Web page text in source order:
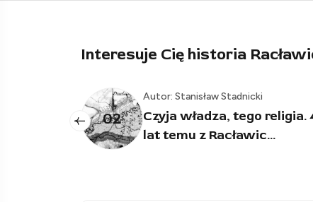
Interesuje Cię historia
03
Autor: Stanisław Stadnicki
Włosi w Racławicach
Śląskich